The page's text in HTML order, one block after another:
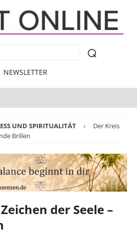
NEWSLETTER
UND SPIRITUALITÄT
Der Kreis
Brillen
der Seele –